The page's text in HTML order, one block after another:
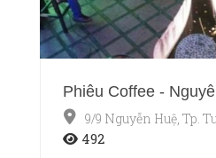
Phiêu Coffee -
9/9 Nguyễn Huệ, Tp.
492